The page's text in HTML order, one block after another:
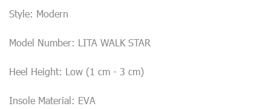
Style: Modern
Model Number: LITA WALK STAR
Heel Height: Low (1 cm - 3 cm)
Insole Material: EVA